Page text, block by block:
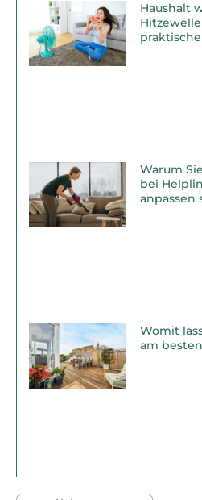
Haushalt
Warum
bei
anpassen
Womit
am